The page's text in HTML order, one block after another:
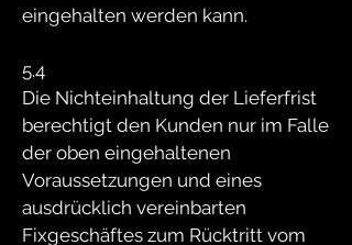
eingehalten werden kann.
5.4
Die Nichteinhaltung der Lieferfrist
berechtigt den Kunden nur im Falle
der oben eingehaltenen
Voraussetzungen und eines
ausdrücklich vereinbarten
Fixgeschäftes zum Rücktritt vom